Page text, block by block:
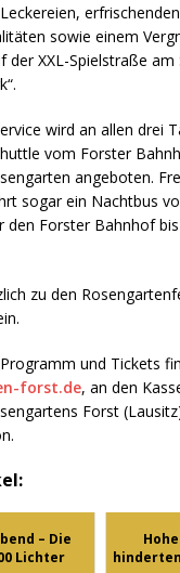
sowie einem
der XXL-Spielstraße am
wird an allen drei
vom Forster
angeboten.
sogar ein Nachtbus
den Forster Bahnhof
zu den
und Tickets
forst.de, an den
Forst
– Die
Lichter